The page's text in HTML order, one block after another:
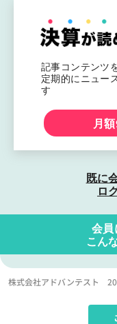
記事コンテンツ
定期的にニュー
す
月
既に
ロ
会員
こん
株式会社アドバンテスト